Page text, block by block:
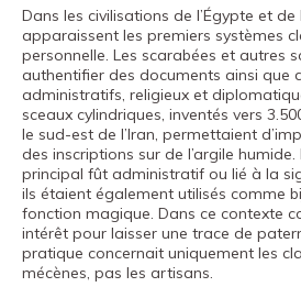
Dans les civilisations de l’Égypte et
apparaissent les premiers systèmes
personnelle. Les scarabées et autres
authentifier des documents ainsi que
administratifs, religieux et
sceaux cylindriques, inventés vers
le sud-est de l’Iran, permettaient
des inscriptions sur de l’argile
principal fût administratif ou lié à la
ils étaient également utilisés comme
fonction magique. Dans ce contexte
intérêt pour laisser une trace de
pratique concernait uniquement les
mécènes, pas les artisans.
Billets
Canal PRO